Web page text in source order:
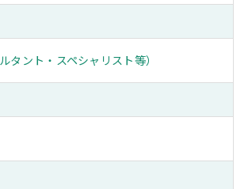
タント・スペシャリスト等）